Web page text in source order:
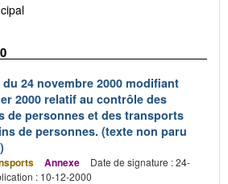
24 novembre 2000 modifiant
2000 relatif au contrôle des
de personnes et des transports
de personnes. (texte non paru
Annexe
Date de signature : 24-
: 10-12-2000